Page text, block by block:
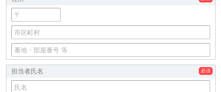
担当者氏名